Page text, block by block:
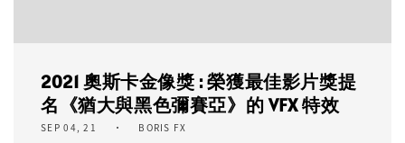
2021 奧斯卡金像獎 : 榮獲最佳影片獎提
名《猶大與黑色彌賽亞》的 VFX 特效
SEP 04, 21 BORIS FX